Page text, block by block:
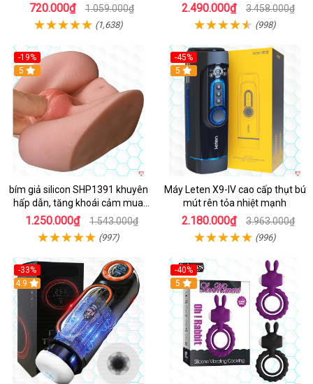
720.000₫ 1.059.000₫
(1,638)
2.490.000₫ 3.458.000₫
(998)
-19%
Hot
5
bím giả silicon SHP1391 khuyên
hấp dẫn, tăng khoái cảm mua
ngay
1.250.000₫ 1.543.000₫
(997)
-45%
Hot
5
Máy Leten X9-IV cao cấp thụt bú
mút rên tỏa nhiệt mạnh
2.180.000₫ 3.963.000₫
(996)
-33%
Hot
4.9
-40%
5